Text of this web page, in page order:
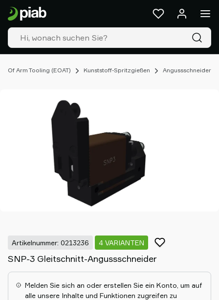
Of Arm Tooling (EOAT) Kunststoff-Spritzgießen Angussschneider
Artikelnummer: 0213236 4 VARIANTEN
SNP-3 Gleitschnitt-Angussschneider
Melden Sie sich an oder erstellen Sie ein Konto, um auf
alle unsere Inhalte und Funktionen zugreifen zu
Produkte
&
Lösungen
Industrien
Unsere
Ressourcen